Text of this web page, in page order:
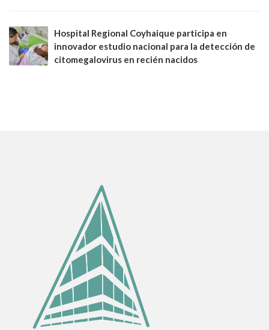
Hospital Regional Coyhaique participa en
innovador estudio nacional para la detección de
citomegalovirus en recién nacidos